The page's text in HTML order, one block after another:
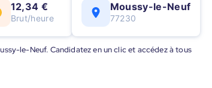
12,34 €
Brut/heure
Moussy-le-Neuf
77230
le-Neuf. Candidatez en un clic et accédez à tous